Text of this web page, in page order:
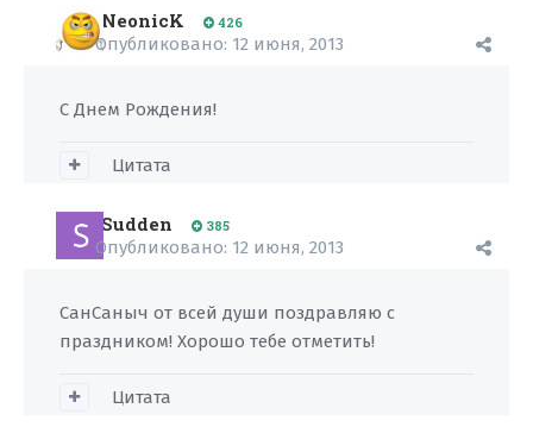
NeonicK 426
Опубликовано: 12 июня, 2013
С Днем Рождения!
Цитата
Sudden 385
Опубликовано: 12 июня, 2013
СанСаныч от всей души поздравляю с
праздником! Хорошо тебе отметить!
Цитата